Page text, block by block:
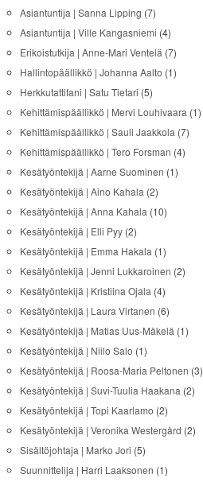
Asiantuntija | Sanna Lipping (7)
Asiantuntija | Ville Kangasniemi (4)
Erikoistutkija | Anne-Mari Ventelä (7)
Hallintopäällikkö | Johanna Aalto (1)
Herkkutattifani | Satu Tietari (5)
Kehittämispäällikkö | Mervi Louhivaara (1)
Kehittämispäällikkö | Sauli Jaakkola (7)
Kehittämispäällikkö | Tero Forsman (4)
Kesätyöntekijä | Aarne Suominen (1)
Kesätyöntekijä | Aino Kahala (2)
Kesätyöntekijä | Anna Kahala (10)
Kesätyöntekijä | Elli Pyy(2)
Kesätyöntekijä | Emma Hakala (1)
Kesätyöntekijä | Jenni Lukkaroinen (2)
Kesätyöntekijä | Kristiina Ojala (4)
Kesätyöntekijä | Laura Virtanen (6)
Kesätyöntekijä | Matias Uus-Mäkelä (1)
Kesätyöntekijä | Niilo Salo (1)
Kesätyöntekijä | Roosa-Maria Peltonen (3)
Kesätyöntekijä | Suvi-Tuulia Haakana (2)
Kesätyöntekijä | Topi Kaarlamo (2)
Kesätyöntekijä | Veronika Westergård (2)
Sisältöjohtaja | Marko Jori (5)
Suunnittelija | Harri Laaksonen (1)